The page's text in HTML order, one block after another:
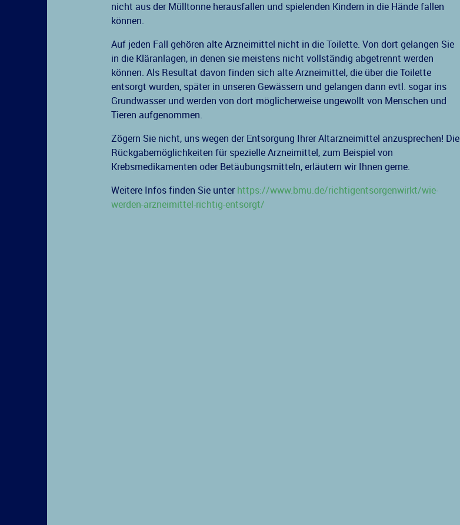
nicht aus der Mülltonne herausfallen und spielenden Kindern in die Hände fallen
können.
Auf jeden Fall gehören alte Arzneimittel nicht in die Toilette. Von dort gelangen Sie
in die Kläranlagen, in denen sie meistens nicht vollständig abgetrennt werden
können. Als Resultat davon finden sich alte Arzneimittel, die über die Toilette
entsorgt wurden, später in unseren Gewässern und gelangen dann evtl. sogar ins
Grundwasser und werden von dort möglicherweise ungewollt von Menschen und
Tieren aufgenommen.
Zögern Sie nicht, uns wegen der Entsorgung Ihrer Altarzneimittel anzusprechen! Die
Rückgabemöglichkeiten für spezielle Arzneimittel, zum Beispiel von
Krebsmedikamenten oder Betäubungsmitteln, erläutern wir Ihnen gerne.
Weitere Infos finden Sie unter https://www.bmu.de/richtigentsorgenwirkt/wie-
werden-arzneimittel-richtig-entsorgt/